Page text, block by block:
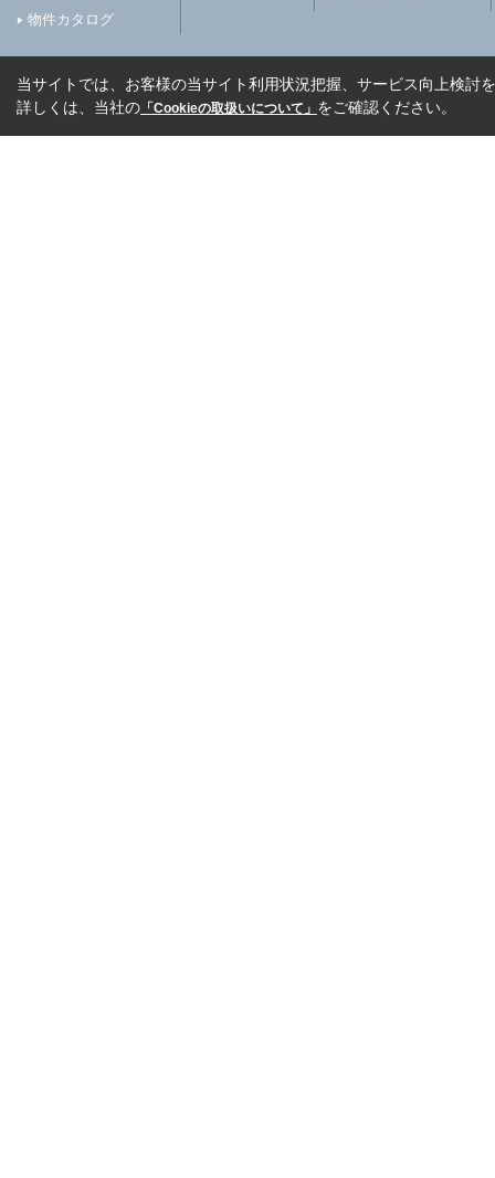
物件カタログ
当サイトでは、お客様の当サイト利用状況把握、サービス向上検討
詳しくは、当社の 「Cookieの取扱いについて」 をご確認ください。